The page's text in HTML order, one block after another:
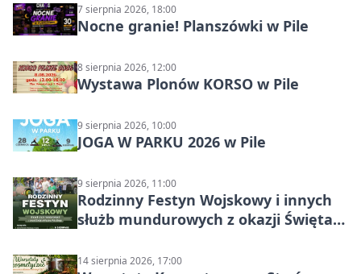
7 sierpnia 2026, 18:00
Nocne granie! Planszówki w Pile
8 sierpnia 2026, 12:00
Wystawa Plonów KORSO w Pile
9 sierpnia 2026, 10:00
JOGA W PARKU 2026 w Pile
9 sierpnia 2026, 11:00
Rodzinny Festyn Wojskowy i innych
służb mundurowych z okazji Święta
14 sierpnia 2026, 17:00